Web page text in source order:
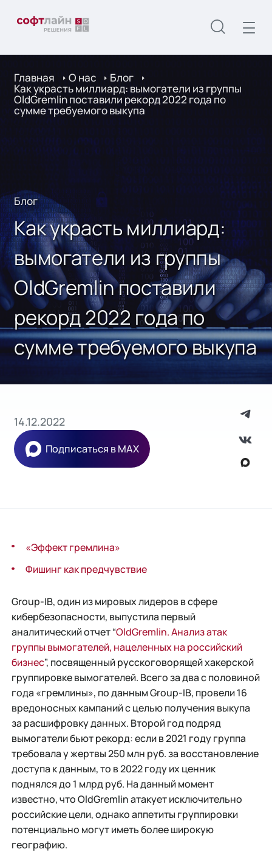
Главная О нас Блог
Как украсть миллиард: вымогатели из группы
OldGremlin поставили рекорд 2022 года по
сумме требуемого выкупа
Блог
Как украсть миллиард:
вымогатели из группы
OldGremlin поставили
рекорд 2022 года по
сумме требуемого выкупа
14.12.2022
Подписаться в MAX
«Эффект гремлина»
Фишинг как предчувствие
Group-IB, один из мировых лидеров в сфере
кибербезопасности, выпустила первый
аналитический отчет “OldGremlin. Анализ атак
группы вымогателей, нацеленных на российский
бизнес”, посвященный русскоговорящей хакерской
группировке вымогателей. Всего за два с половиной
года «гремлины», по данным Group-IB, провели 16
вредоносных кампаний с целью получения выкупа
за расшифровку данных. Второй год подряд
вымогатели бьют рекорд: если в 2021 году группа
требовала у жертвы 250 млн руб. за восстановление
доступа к данным, то в 2022 году их ценник
поднялся до 1 млрд руб. На данный момент
известно, что OldGremlin атакует исключительно
российские цели, однако аппетиты группировки
потенциально могут иметь более широкую
географию.